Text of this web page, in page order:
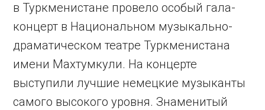
в Туркменистане провело особый гала-
концерт в Национальном музыкально-
драматическом театре Туркменистана
имени Махтумкули. На концерте
выступили лучшие немецкие музыканты
самого высокого уровня. Знаменитый